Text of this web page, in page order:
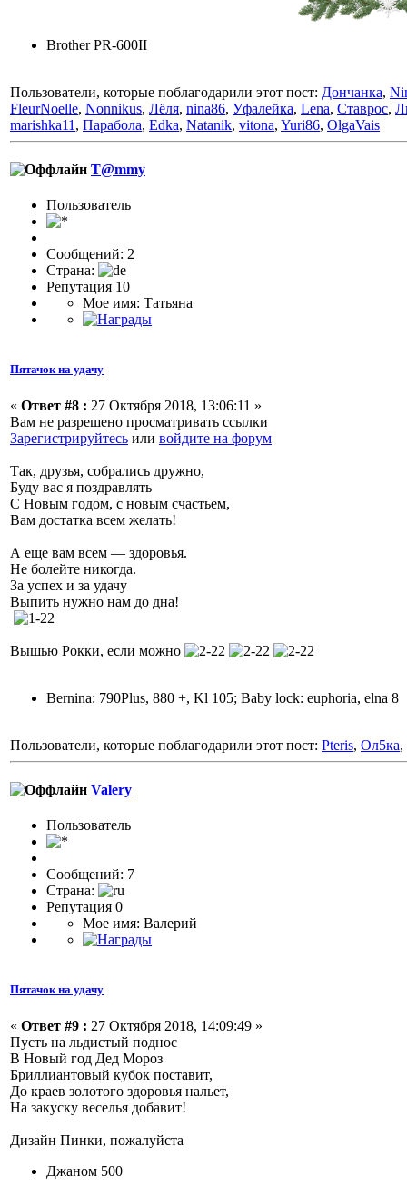
Brother PR-600II
Пользователи, которые поблагодарили этот пост: Дончанка,
FleurNoelle, Nonnikus, Лёля, nina86, Уфалейка, Lena, Ставрос,
marishka11 , Парабола, Edka, Natanik, vitona, Yuri86, OlgaVais
T@mmy
Пользователь
Сообщений: 2
Страна:
Репутация 10
Мое имя: Татьяна
Пятачок на удачу
« Ответ #8 : 27 Октября 2018, 13:06:11 »
Вам не разрешено просматривать ссылки
Зарегистрируйтесь или войдите на форум
Так, друзья, собрались дружно,
Буду вас я поздравлять
С Новым годом, с новым счастьем,
Вам достатка всем желать!
А еще вам всем — здоровья.
Не болейте никогда.
За успех и за удачу
Выпить нужно нам до дна!
Вышью Рокки, если можно
Bernina: 790Plus, 880 +, Kl 105; Baby lock: euphoria, elna 8
Пользователи, которые поблагодарили этот пост: Pteris, Ол5ка,
Valery
Пользователь
Сообщений: 7
Страна:
Репутация 0
Мое имя: Валерий
Пятачок на удачу
« Ответ #9 : 27 Октября 2018, 14:09:49 »
Пусть на льдистый поднос
В Новый год Дед Мороз
Бриллиантовый кубок поставит,
До краев золотого здоровья нальет,
На закуску веселья добавит!
Дизайн Пинки, пожалуйста
Джаном 500